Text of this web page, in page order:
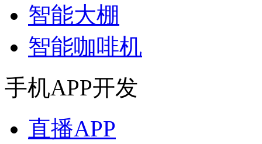
智能大棚
智能咖啡机
手机APP开发
直播APP